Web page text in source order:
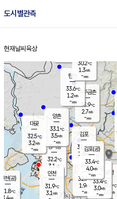
도시별관측
홈
현재날씨 육상
경서동
32.2℃
3.1 m/s
-mm
파주금촌
33.9℃
2.7m/s
-mm
대곶
32.5℃
3.2m/s
-mm
탄현
33.6℃
1.2m/s
-mm
김포
32.6℃
1.6 m/s
mm
광명
32.6 ℃
2.0 m/s
부천
32.7℃
1.9m/s
-mm
양촌
33.1℃
3.5m/s
-mm
구로
33.4℃
3.0m/s
-mm
인천(공)
31.8℃
m/s
김포(공)
33.4℃
4.0m/s
-mm
인천
31.9℃
3.1 m/s
30.2℃
1.3m/s
-mm